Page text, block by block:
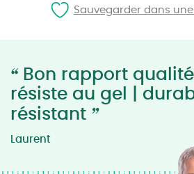
“ Bon rapport
résiste au gel |
résistant ”
Laurent
Sauvegarder dans